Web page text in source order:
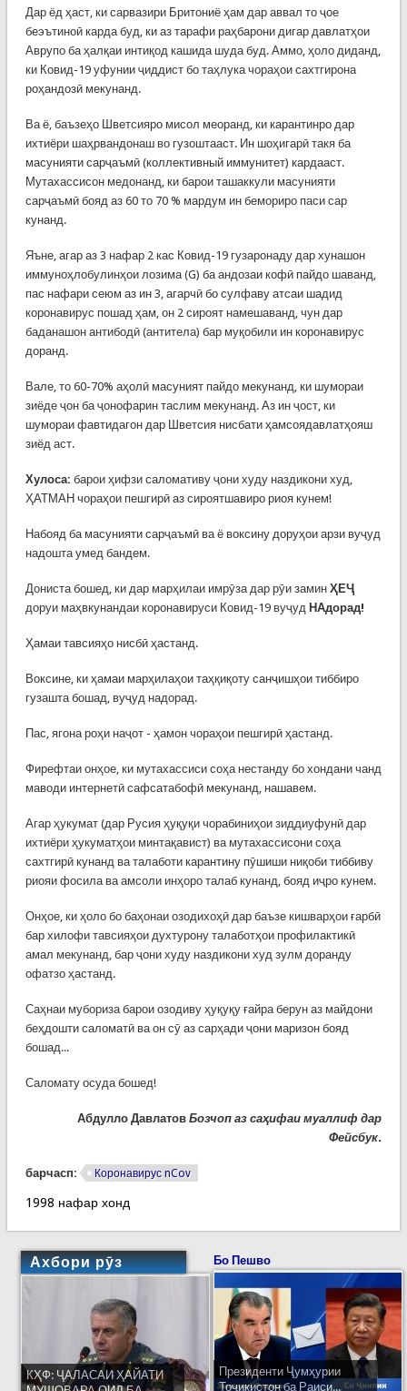
Дар ёд ҳаст, ки сарвазири Бритониё ҳам дар аввал то ҷое
беэътиноӣ карда буд, ки аз тарафи раҳбарони дигар давлатҳои
Аврупо ба ҳалқаи интиқод кашида шуда буд. Аммо, ҳоло диданд,
ки Ковид-19 уфунии ҷиддист бо таҳлука чораҳои сахтгирона
роҳандозӣ мекунанд.
Ва ё, баъзеҳо Шветсияро мисол меоранд, ки карантинро дар
ихтиёри шаҳрвандонаш во гузоштааст. Ин шоҳигарӣ такя ба
масунияти сарҷаъмӣ (коллективный иммунитет) кардааст.
Мутахассисон медонанд, ки барои ташаккули масунияти
сарҷаъмӣ бояд аз 60 то 70 % мардум ин бемориро паси сар
кунанд.
Яъне, агар аз 3 нафар 2 кас Ковид-19 гузаронаду дар хунашон
иммуноҳлобулинҳои лозима (G) ба андозаи кофӣ пайдо шаванд,
пас нафари сеюм аз ин 3, агарчӣ бо сулфаву атсаи шадид
коронавирус пошад ҳам, он 2 сироят намешаванд, чун дар
баданашон антибодӣ (антитела) бар муқобили ин коронавирус
доранд.
Вале, то 60-70% аҳолӣ масуният пайдо мекунанд, ки шумораи
зиёде ҷон ба ҷонофарин таслим мекунанд. Аз ин ҷост, ки
шумораи фавтидагон дар Шветсия нисбати ҳамсоядавлатҳояш
зиёд аст.
Хулоса: барои ҳифзи саломативу ҷони худу наздикони худ,
ҲАТМАН чораҳои пешгирӣ аз сироятшавиро риоя кунем!
Набояд ба масунияти сарҷаъмӣ ва ё воксину доруҳои арзи вуҷуд
надошта умед бандем.
Дониста бошед, ки дар марҳилаи имрӯза дар рӯи замин ҲЕҶ
доруи маҳвкунандаи коронавируси Ковид-19 вуҷуд НАдорад!
Ҳамаи тавсияҳо нисбӣ ҳастанд.
Воксине, ки ҳамаи марҳилаҳои таҳқиқоту санҷишҳои тиббиро
гузашта бошад, вуҷуд надорад.
Пас, ягона роҳи наҷот - ҳамон чораҳои пешгирӣ ҳастанд.
Фирефтаи онҳое, ки мутахассиси соҳа нестанду бо хондани чанд
маводи интернетӣ сафсатабофӣ мекунанд, нашавем.
Агар ҳукумат (дар Русия ҳуқуқи чорабиниҳои зиддиуфунӣ дар
ихтиёри ҳукуматҳои минтақавист) ва мутахассисони соҳа
сахтгирӣ кунанд ва талаботи карантину пӯшиши ниқоби тиббиву
риояи фосила ва амсоли инҳоро талаб кунанд, бояд иҷро кунем.
Онҳое, ки ҳоло бо баҳонаи озодихоҳӣ дар баъзе кишварҳои ғарбӣ
бар хилофи тавсияҳои духтурону талаботҳои профилактикӣ
амал мекунанд, бар ҷони худу наздикони худ зулм доранду
офатзо ҳастанд.
Саҳнаи мубориза барои озодиву ҳуқуқу ғайра берун аз майдони
беҳдошти саломатӣ ва он сӯ аз сарҳади ҷони маризон бояд
бошад...
Саломату осуда бошед!
Абдулло Давлатов Бозчоп аз саҳифаи муаллиф дар
Фейсбук.
барчасп: Коронавирус nCov
1998 нафар хонд
Ахбори рӯз
КҲФ: ҶАЛАСАИ ҲАЙАТИ
Бо Пешво
Президенти Ҷумҳурии
Тоҷикистон ба Раиси...